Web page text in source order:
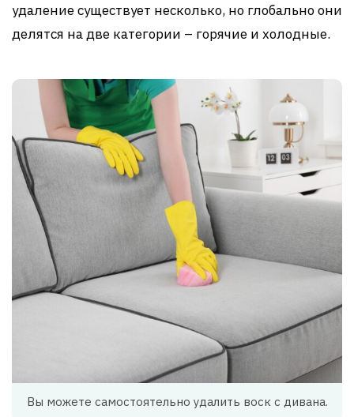
удаление существует несколько, но глобально они
делятся на две категории – горячие и холодные.
Вы можете самостоятельно удалить воск с дивана.